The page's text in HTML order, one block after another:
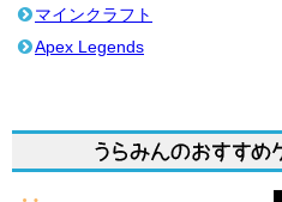
マインクラフト
Apex Legends